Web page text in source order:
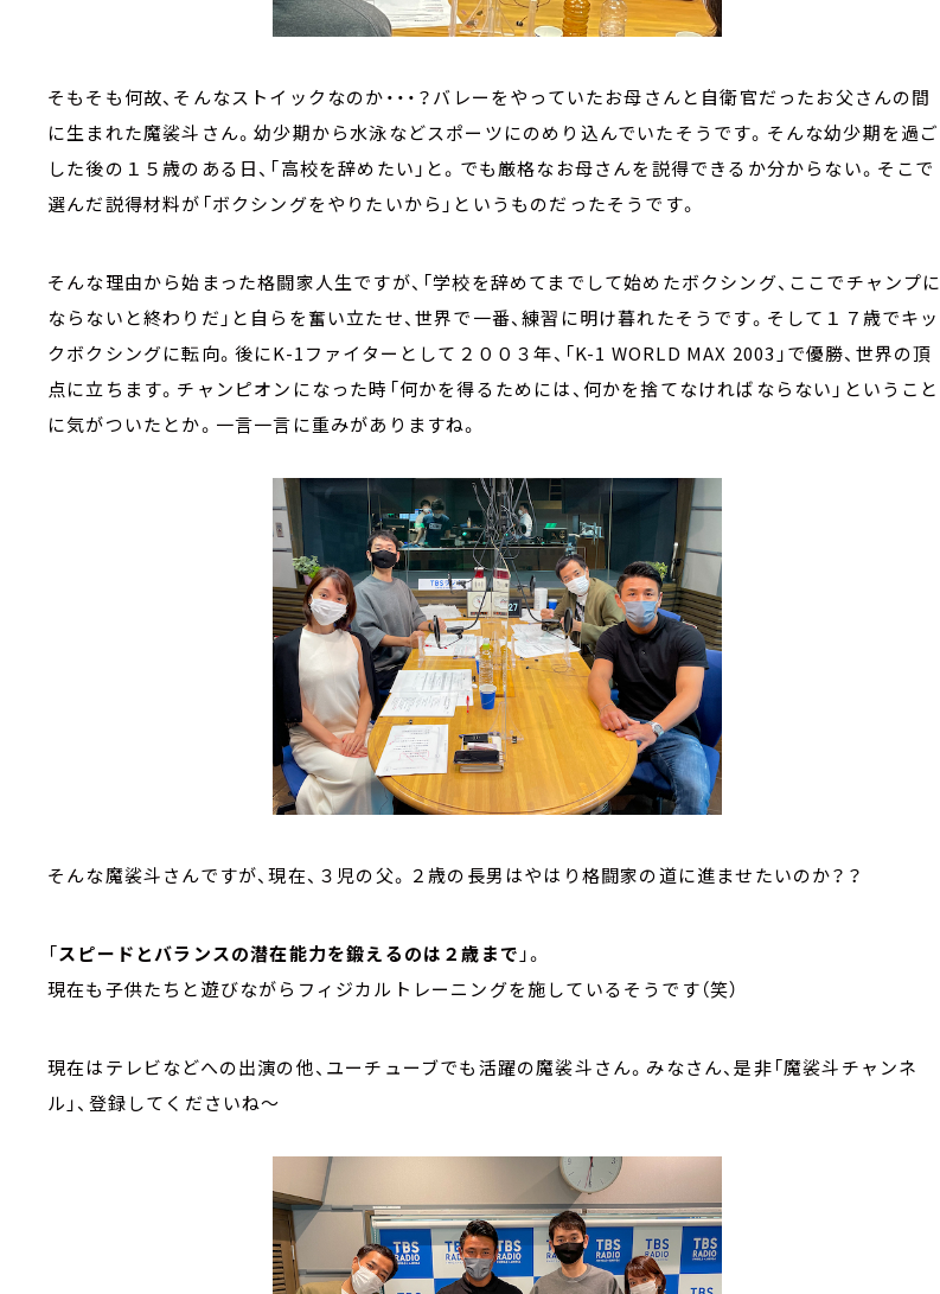
そもそも何故、そんなストイックなのか・・・？バレーをやっていたお母さんと自衛官だったお父さんの間
に生まれた魔裟斗さん。幼少期から水泳などスポーツにのめり込んでいたそうです。そんな幼少期を過ご
した後の１５歳のある日、「高校を辞めたい」と。でも厳格なお母さんを説得できるか分からない。そこで
選んだ説得材料が「ボクシングをやりたいから」というものだったそうです。
そんな理由から始まった格闘家人生ですが、「学校を辞めてまでして始めたボクシング、ここでチャンプに
ならないと終わりだ」と自らを奮い立たせ、世界で一番、練習に明け暮れたそうです。そして１７歳でキッ
クボクシングに転向。後にK-1ファイターとして２００３年、「K-1 WORLD MAX 2003」で優勝、世界の頂
点に立ちます。チャンピオンになった時「何かを得るためには、何かを捨てなければならない」ということ
に気がついたとか。一言一言に重みがありますね。
そんな魔裟斗さんですが、現在、３児の父。２歳の長男はやはり格闘家の道に進ませたいのか？？
「スピードとバランスの潜在能力を鍛えるのは２歳まで 」。
現在も子供たちと遊びながらフィジカルトレーニングを施しているそうです（笑）
現在はテレビなどへの出演の他、ユーチューブでも活躍の魔裟斗さん。みなさん、是非「魔裟斗チャンネ
ル」、登録してくださいね～